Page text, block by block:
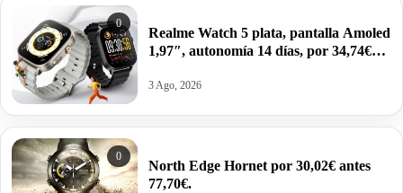
0
Realme Watch 5 plata, pantalla Amoled
1,97″, autonomía 14 días, por 34,74€
3 Ago, 2026
0
North Edge Hornet por 30,02€ antes
77,70€.